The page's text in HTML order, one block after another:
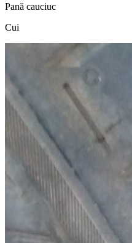
Pană cauciuc
Cui